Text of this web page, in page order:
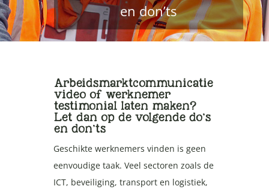
en don’ts
Arbeidsmarktcommunicatie
video of werknemer
testimonial laten maken?
Let dan op de volgende do’s
en don’ts
Geschikte werknemers vinden is geen
eenvoudige taak. Veel sectoren zoals de
ICT, beveiliging, transport en logistiek,